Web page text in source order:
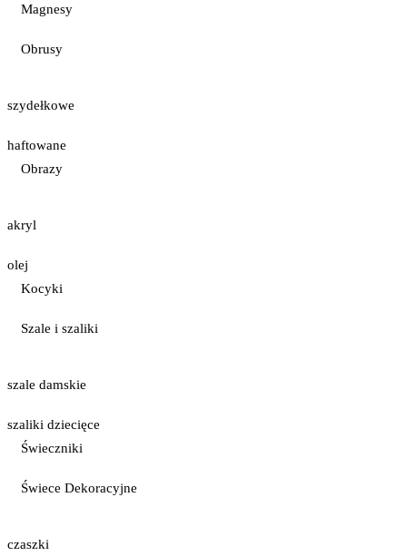
Magnesy
Obrusy
szydełkowe
haftowane
Obrazy
akryl
olej
Kocyki
Szale i szaliki
szale damskie
szaliki dziecięce
Świeczniki
Świece Dekoracyjne
czaszki